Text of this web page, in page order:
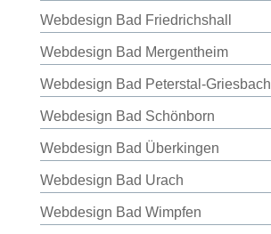
Webdesign Bad Friedrichshall
Webdesign Bad Mergentheim
Webdesign Bad Peterstal-Griesbach
Webdesign Bad Schönborn
Webdesign Bad Überkingen
Webdesign Bad Urach
Webdesign Bad Wimpfen